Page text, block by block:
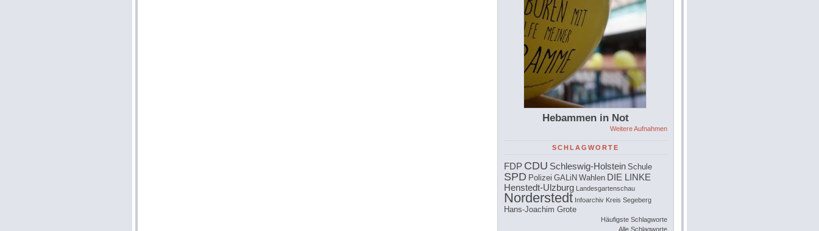
Hebammen in Not
Weitere Aufnahmen
SCHLAGWORTE
FDP CDU Schleswig-Holstein Schule
SPD Polizei GALiN Wahlen DIE LINKE
Henstedt-Ulzburg
Landesgartenschau
Norderstedt Infoarchiv Kreis Segeberg
Hans-Joachim Grote
Häufigste Schlagworte
Alle Schlagworte